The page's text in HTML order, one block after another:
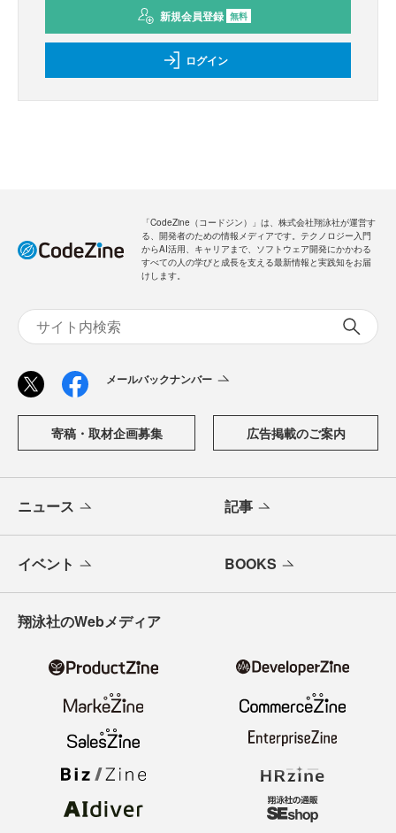
新規会員登録 無料
ログイン
「CodeZine（コードジン）」は、株式会社翔泳社が運営す
る、開発者のための情報メディアです。テクノロジー入門
からAI活用、キャリアまで、ソフトウェア開発にかかわる
すべての人の学びと成長を支える最新情報と実践知をお届
けします。
メールバックナンバー
寄稿・取材企画募集 広告掲載のご案内
ニュース 記事
イベント BOOKS
翔泳社のWebメディア